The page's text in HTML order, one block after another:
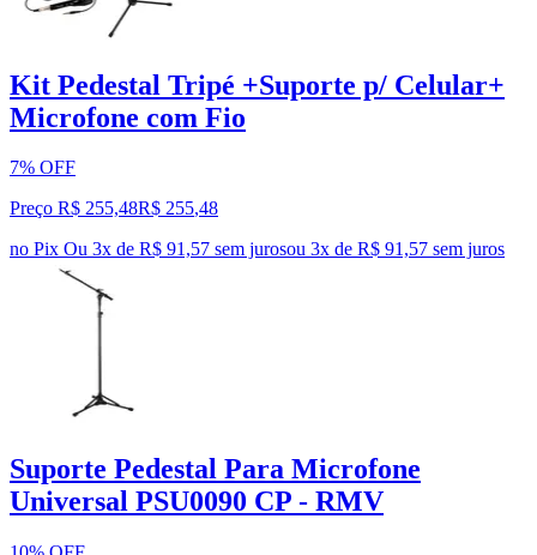
Kit Pedestal Tripé +Suporte p/ Celular+
Microfone com Fio
7% OFF
Preço R$ 255,48R$ 255,48
no Pix Ou 3x de R$ 91,57 sem jurosou 3x de R$ 91,57 sem juros
Suporte Pedestal Para Microfone
Universal PSU0090 CP - RMV